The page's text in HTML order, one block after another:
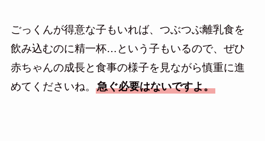
ごっくんが得意な子もいれば、つぶつぶ離乳食を
飲み込むのに精一杯…という子もいるので、ぜひ
赤ちゃんの成長と食事の様子を見ながら慎重に進
めてくださいね。 急ぐ必要はないですよ。